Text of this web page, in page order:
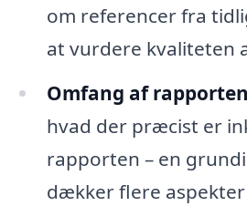
om referencer fra
at vurdere kvaliteten
Omfang af
hvad der præcist er
rapporten – en
dækker flere